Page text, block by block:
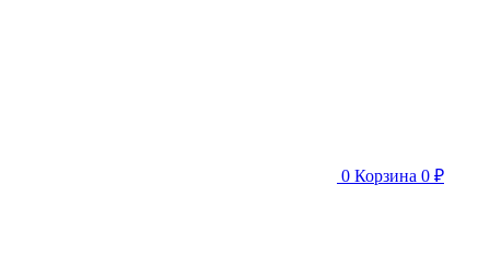
0 Корзина 0 ₽